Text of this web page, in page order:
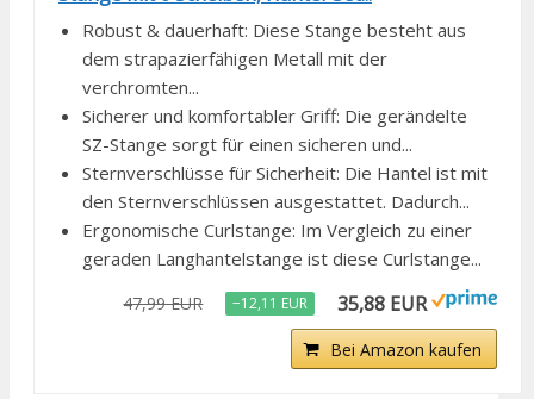
Robust & dauerhaft: Diese Stange besteht aus
dem strapazierfähigen Metall mit der
verchromten...
Sicherer und komfortabler Griff: Die gerändelte
SZ-Stange sorgt für einen sicheren und...
Sternverschlüsse für Sicherheit: Die Hantel ist mit
den Sternverschlüssen ausgestattet. Dadurch...
Ergonomische Curlstange: Im Vergleich zu einer
geraden Langhantelstange ist diese Curlstange...
47,99 EUR −12,11 EUR 35,88 EUR
Bei Amazon kaufen